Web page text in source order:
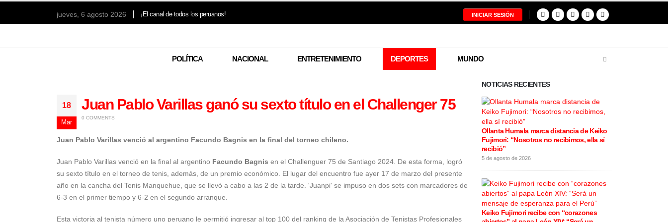
jueves, 6 agosto 2026 ¡El canal de todos los peruanos! INICIAR SESIÓN
POLÍTICA NACIONAL ENTRETENIMIENTO DEPORTES MUNDO
18
Mar
Juan Pablo Varillas ganó su sexto título en el Challenger 75
0 COMMENTS
Juan Pablo Varillas venció al argentino Facundo Bagnis en la final del torneo chileno.
Juan Pablo Varillas venció en la final al argentino Facundo Bagnis en el Challenguer 75 de Santiago 2024 . De esta forma, logró
su sexto título en el torneo de tenis, además, de un premio económico. El lugar del encuentro fue ayer 17 de marzo del presente
año en la cancha del Tenis Manquehue, que se llevó a cabo a las 2 de la tarde. 'Juanpi' se impuso en dos sets con marcadores de
6-3 en el primer tiempo y 6-2 en el segundo arranque.
Esta victoria al tenista número uno peruano le permitió ingresar al top 100 del ranking de la Asociación de Tenistas Profesionales
NOTICIAS RECIENTES
Ollanta Humala marca distancia de Keiko
Fujimori: “Nosotros no recibimos, ella sí
recibió”
5 de agosto de 2026
Keiko Fujimori recibe con “corazones